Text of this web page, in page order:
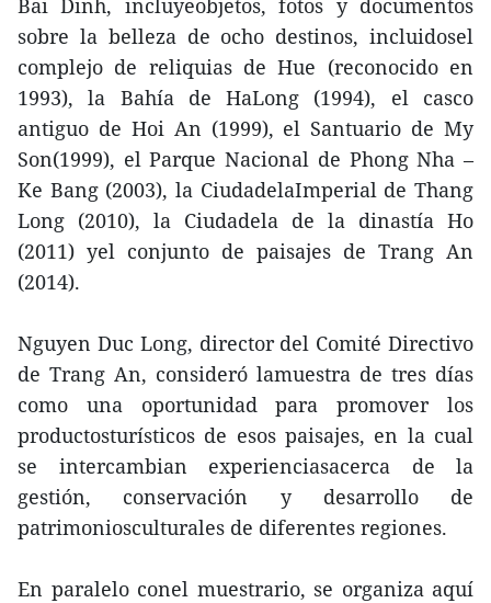
Bai Dinh, incluyeobjetos, fotos y documentos
sobre la belleza de ocho destinos, incluidosel
complejo de reliquias de Hue (reconocido en
1993), la Bahía de HaLong (1994), el casco
antiguo de Hoi An (1999), el Santuario de My
Son(1999), el Parque Nacional de Phong Nha –
Ke Bang (2003), la CiudadelaImperial de Thang
Long (2010), la Ciudadela de la dinastía Ho
(2011) yel conjunto de paisajes de Trang An
(2014).
Nguyen Duc Long, director del Comité Directivo
de Trang An, consideró lamuestra de tres días
como una oportunidad para promover los
productosturísticos de esos paisajes, en la cual
se intercambian experienciasacerca de la
gestión, conservación y desarrollo de
patrimoniosculturales de diferentes regiones.
En paralelo conel muestrario, se organiza aquí